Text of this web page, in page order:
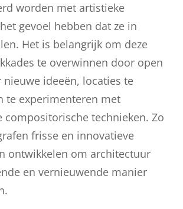
worden met artistieke
gevoel hebben dat ze in
Het is belangrijk om deze
te overwinnen door open
nieuwe ideeën, locaties te
te experimenteren met
compositorische technieken. Zo
frisse en innovatieve
ontwikkelen om architectuur
en vernieuwende manier